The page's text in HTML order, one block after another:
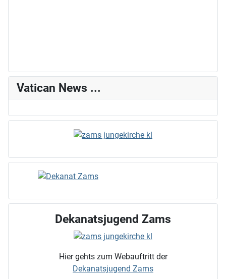
Vatican News ...
Dekanatsjugend Zams
Hier gehts zum Webauftritt der
Dekanatsjugend Zams